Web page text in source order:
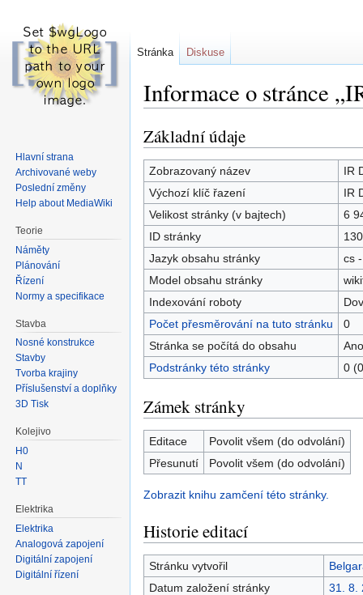
Informace o stránce
Skočit
na
navigaci
Skočit
na
vyhledávání
Základní údaje
Zobrazovaný název
IR
Výchozí klíč řazení
IR
Velikost stránky (v bajtech)
6
ID stránky
130
Jazyk obsahu stránky
cs
Model obsahu stránky
Indexování roboty
Počet přesměrování na tuto stránku
0
Stránka se počítá do obsahu
Ano
Podstránky této stránky
0
Zámek stránky
Editace
Povolit všem (do odvolání)
Přesunutí
Povolit všem (do odvolání)
Zobrazit knihu zamčení této stránky.
Historie editací
Stránku vytvořil
Datum založení stránky
31. 8.
Stránka Diskuse
Hlavní strana
Archivované weby
Poslední změny
Help about MediaWiki
Teorie
Náměty
Plánování
Řízení
Normy a specifikace
Stavba
Nosné konstrukce
Stavby
Tvorba krajiny
Příslušenství a doplňky
3D Tisk
Kolejivo
H0
N
TT
Elektrika
Elektrika
Analogová zapojení
Digitální zapojení
Digitální řízení